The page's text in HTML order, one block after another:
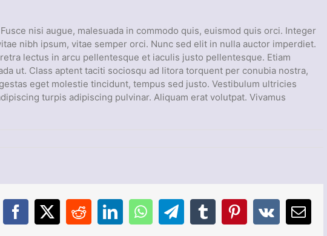
nisi augue, malesuada in commodo quis, euismod quis orci. Integer
nibh ipsum, vitae semper orci. Nunc sed elit in nulla auctor imperdiet.
lectus in arcu pellentesque et iaculis justo pellentesque. Etiam
ut. Class aptent taciti sociosqu ad litora torquent per conubia nostra,
eget molestie tincidunt, tempus sed justo. Vestibulum ultricies
turpis adipiscing pulvinar. Aliquam erat volutpat. Vivamus
Facebook
X RedditLinkedInWhatsApp
TelegramTumblrPinterest
Vk Email